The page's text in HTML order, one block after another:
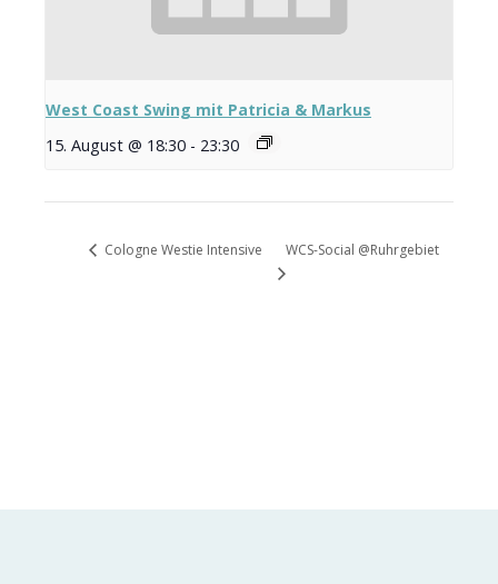
West Coast Swing mit Patricia & Markus
15. August @ 18:30 - 23:30
Cologne Westie Intensive WCS-Social @Ruhrgebiet